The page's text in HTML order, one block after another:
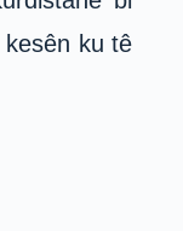
ku tê